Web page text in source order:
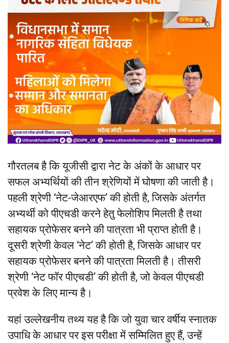
गौरतलब है कि यूजीसी द्वारा नेट के अंकों के आधार पर
सफल अभ्यर्थियों की तीन श्रेणियों में घोषणा की जाती है।
पहली श्रेणी ‘नेट-जेआरएफ’ की होती है, जिसके अंतर्गत
अभ्यर्थी को पीएचडी करने हेतु फेलोशिप मिलती है तथा
सहायक प्रोफेसर बनने की पात्रता भी प्राप्त होती है।
दूसरी श्रेणी केवल ‘नेट’ की होती है, जिसके आधार पर
सहायक प्रोफेसर बनने की पात्रता मिलती है। तीसरी
श्रेणी ‘नेट फॉर पीएचडी’ की होती है, जो केवल पीएचडी
प्रवेश के लिए मान्य है।
यहां उल्लेखनीय तथ्य यह है कि जो युवा चार वर्षीय स्नातक
उपाधि के आधार पर इस परीक्षा में सम्मिलित हुए हैं, उन्हें